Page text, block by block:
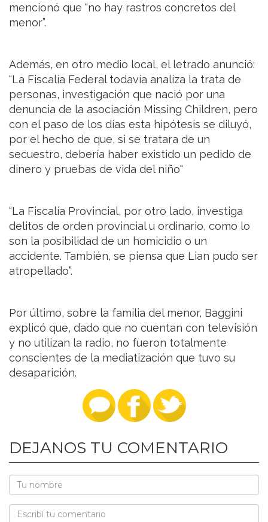
mencionó que “no hay rastros concretos del
menor”.
Además, en otro medio local, el letrado anunció:
“La Fiscalía Federal todavía analiza la trata de
personas, investigación que nació por una
denuncia de la asociación Missing Children, pero
con el paso de los días esta hipótesis se diluyó,
por el hecho de que, si se tratara de un
secuestro, debería haber existido un pedido de
dinero y pruebas de vida del niño"
“La Fiscalía Provincial, por otro lado, investiga
delitos de orden provincial u ordinario, como lo
son la posibilidad de un homicidio o un
accidente. También, se piensa que Lian pudo ser
atropellado”.
Por último, sobre la familia del menor, Baggini
explicó que, dado que no cuentan con televisión
y no utilizan la radio, no fueron totalmente
conscientes de la mediatización que tuvo su
desaparición.
DEJANOS TU COMENTARIO